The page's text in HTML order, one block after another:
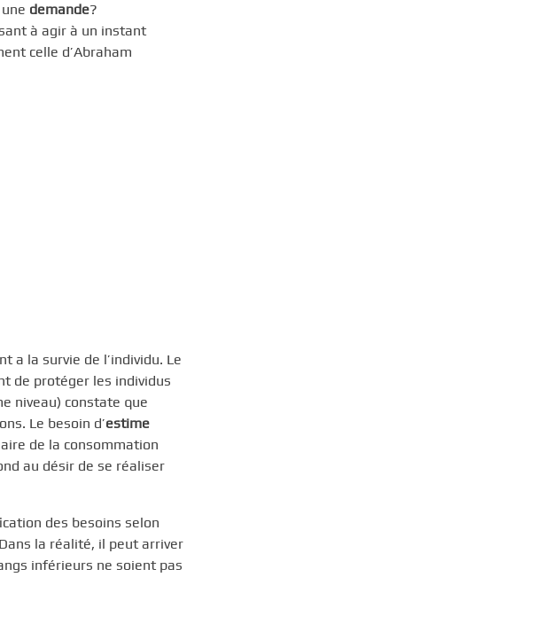
demande?
à agir à un instant
celle d’Abraham
a la survie de l’individu. Le
de protéger les individus
niveau) constate que
Le besoin d’estime
de la consommation
au désir de se réaliser
des besoins selon
la réalité, il peut arriver
inférieurs ne soient pas